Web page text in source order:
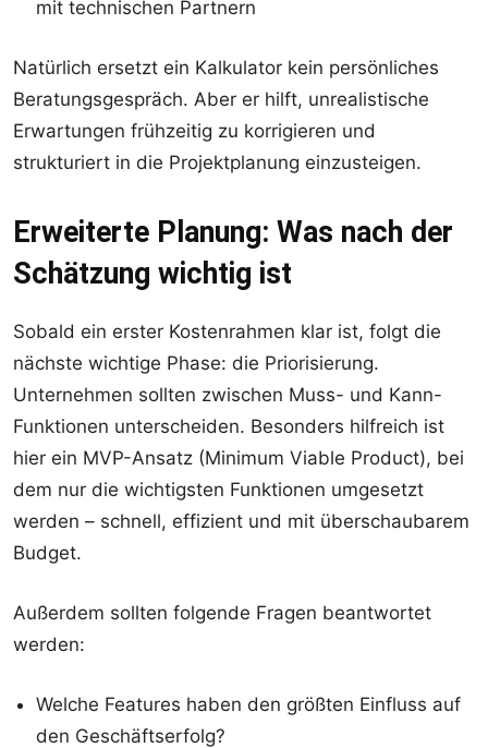
mit technischen Partnern
Natürlich ersetzt ein Kalkulator kein persönliches
Beratungsgespräch. Aber er hilft, unrealistische
Erwartungen frühzeitig zu korrigieren und
strukturiert in die Projektplanung einzusteigen.
Erweiterte Planung: Was nach der
Schätzung wichtig ist
Sobald ein erster Kostenrahmen klar ist, folgt die
nächste wichtige Phase: die Priorisierung.
Unternehmen sollten zwischen Muss- und Kann-
Funktionen unterscheiden. Besonders hilfreich ist
hier ein MVP-Ansatz (Minimum Viable Product), bei
dem nur die wichtigsten Funktionen umgesetzt
werden – schnell, effizient und mit überschaubarem
Budget.
Außerdem sollten folgende Fragen beantwortet
werden:
Welche Features haben den größten Einfluss auf
den Geschäftserfolg?